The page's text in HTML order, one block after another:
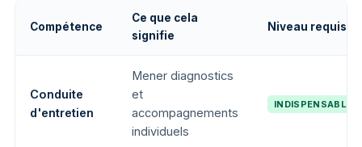
Compétence
Ce que cela
signifie
Niveau requis
Conduite
d'entretien
Mener diagnostics
et
accompagnements
individuels
INDISPENSABLE